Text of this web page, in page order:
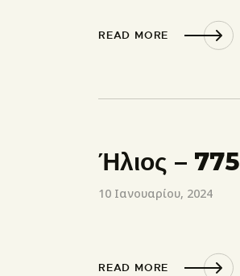
READ MORE
Ήλιος – 775
10 Ιανουαρίου, 2024
READ MORE